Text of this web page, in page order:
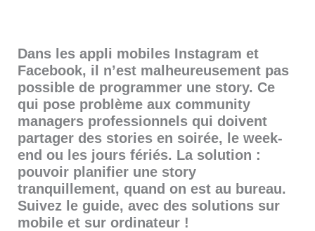
Dans les appli mobiles Instagram et
Facebook, il n’est malheureusement pas
possible de programmer une story. Ce
qui pose problème aux community
managers professionnels qui doivent
partager des stories en soirée, le week-
end ou les jours fériés. La solution :
pouvoir planifier une story
tranquillement, quand on est au bureau.
Suivez le guide, avec des solutions sur
mobile et sur ordinateur !